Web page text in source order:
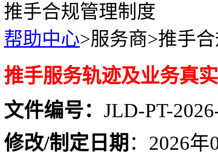
推手合规管理制度
帮助中心>服务商>推手
推手服务轨迹及业务真
文件编号： JLD-PT-202
修改/制定 日期 ： 2026年